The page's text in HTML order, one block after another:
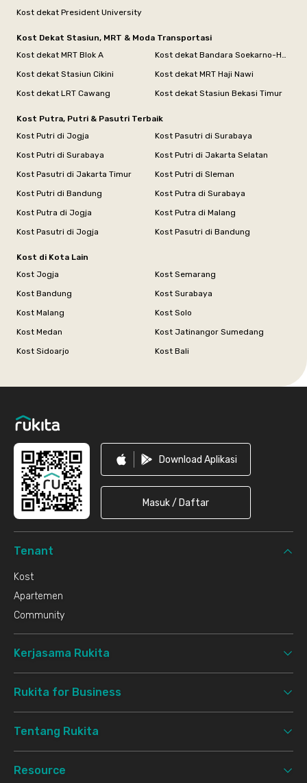
Kost dekat President University
Kost Dekat Stasiun, MRT & Moda Transportasi
Kost dekat MRT Blok A
Kost dekat Bandara Soekarno-Hatta
Kost dekat Stasiun Cikini
Kost dekat MRT Haji Nawi
Kost dekat LRT Cawang
Kost dekat Stasiun Bekasi Timur
Kost Putra, Putri & Pasutri Terbaik
Kost Putri di Jogja
Kost Pasutri di Surabaya
Kost Putri di Surabaya
Kost Putri di Jakarta Selatan
Kost Pasutri di Jakarta Timur
Kost Putri di Sleman
Kost Putri di Bandung
Kost Putra di Surabaya
Kost Putra di Jogja
Kost Putra di Malang
Kost Pasutri di Jogja
Kost Pasutri di Bandung
Kost di Kota Lain
Kost Jogja
Kost Semarang
Kost Bandung
Kost Surabaya
Kost Malang
Kost Solo
Kost Medan
Kost Jatinangor Sumedang
Kost Sidoarjo
Kost Bali
Download Aplikasi
Masuk / Daftar
Tenant
Kost
Apartemen
Community
Kerjasama Rukita
Rukita for Business
Tentang Rukita
Resource